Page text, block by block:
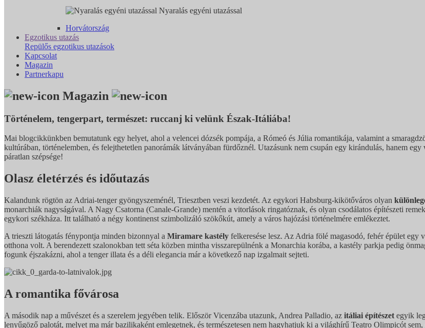
Nyaralás egyéni utazással
Horvátország
Egzotikus utazás
Repülős egzotikus utazások
Kapcsolat
Magazin
Partnerkapu
Magazin
Történelem, tengerpart, természet: ruccanj ki velünk Észak-Itáliába!
Mai blogcikkünkben bemutatunk egy helyet, ahol a velencei dózsék pompája, a Rómeó és Júlia romantikája, valamint a
kultúrában, történelemben, és felejthetetlen panorámák látványában fürdőznél. Utazásunk nem csupán egy kirándulás, hanem
páratlan szépsége!
Olasz életérzés és időutazás
Kalandunk rögtön az Adriai-tenger gyöngyszeménél, Triesztben veszi kezdetét. Az egykori Habsburg-kikötőváros olyan
monarchiák nagyságával. A Nagy Csatorna (Canale-Grande) mentén a vitorlások ringatóznak, és olyan csodálatos építészeti
egykori székháza. Itt található a négy kontinenst szimbolizáló szökőkút, amely a város hajózási történelmére emlékeztet.
A trieszti látogatás fénypontja minden bizonnyal a Miramare kastély felkeresése lesz. Az Adria fölé magasodó, fehér épület egy
otthona volt. A berendezett szalonokban tett séta közben mintha visszarepülnénk a Monarchia korába, a kastély parkja pedig
fogunk éjszakázni, ahol a tenger illata és a déli elegancia már a következő nap izgalmait sejteti.
A romantika fővárosa
A második nap a művészet és a szerelem jegyében telik. Először Vicenzába utazunk, Andrea Palladio, az itáliai építészet egyik
lenyűgöző palotát, melyet ma már bazilikaként emlegetnek, és természetesen nem hagyhatjuk ki a világhírű Teatro Olimpicót